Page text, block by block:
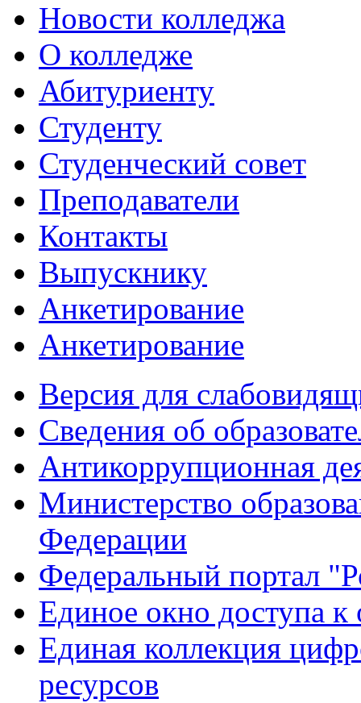
Новости колледжа
О колледже
Абитуриенту
Студенту
Студенческий совет
Преподаватели
Контакты
Выпускнику
Анкетирование
Анкетирование
Версия для
Сведения об
Антикоррупционная
Министерство
Федерации
Федеральный портал
Единое окно доступа к
Единая коллекция
ресурсов